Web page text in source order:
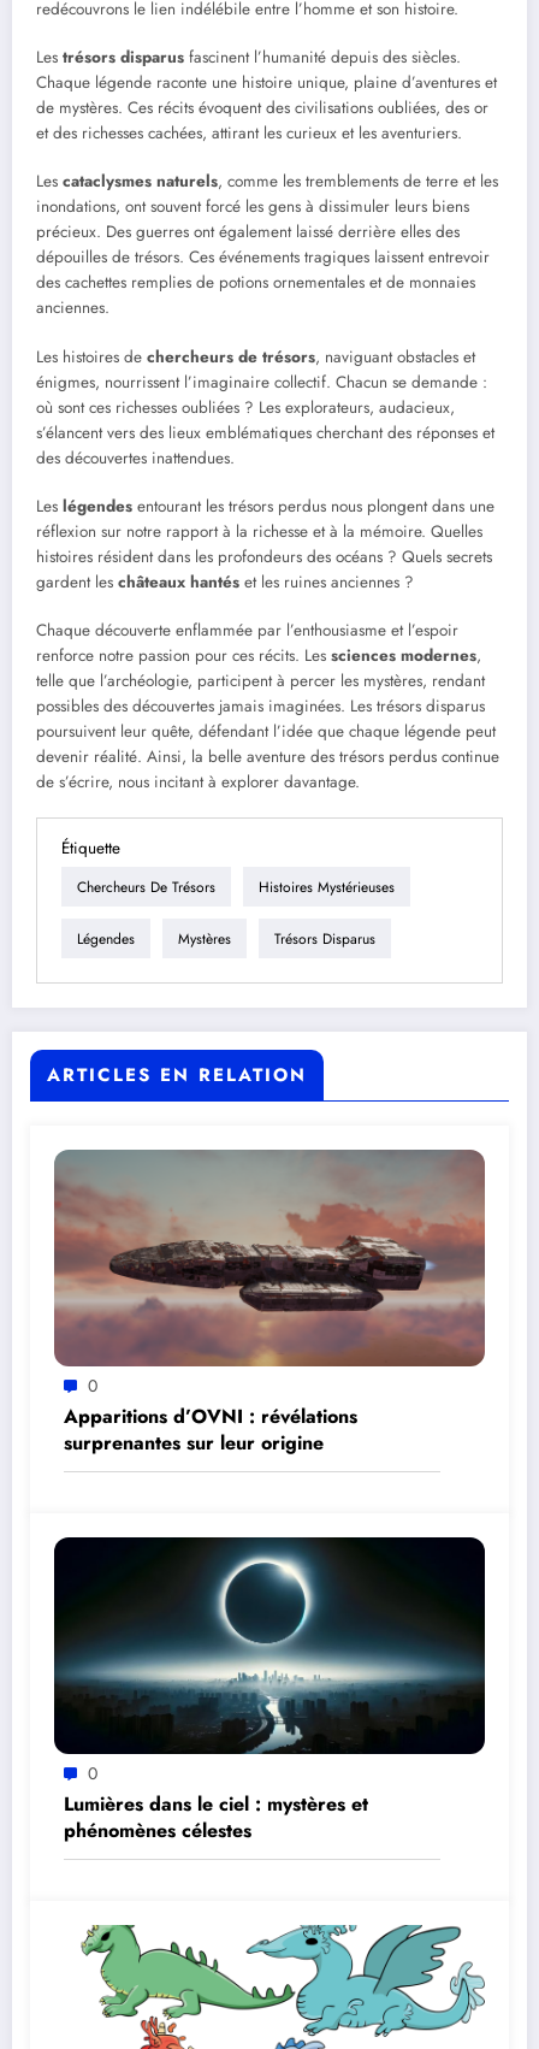
redécouvrons le lien indélébile entre l’homme et son histoire.
Les trésors disparus fascinent l’humanité depuis des siècles.
Chaque légende raconte une histoire unique, plaine d’aventures et
de mystères. Ces récits évoquent des civilisations oubliées, des or
et des richesses cachées, attirant les curieux et les aventuriers.
Les cataclysmes naturels, comme les tremblements de terre et les
inondations, ont souvent forcé les gens à dissimuler leurs biens
précieux. Des guerres ont également laissé derrière elles des
dépouilles de trésors. Ces événements tragiques laissent entrevoir
des cachettes remplies de potions ornementales et de monnaies
anciennes.
Les histoires de chercheurs de trésors, naviguant obstacles et
énigmes, nourrissent l’imaginaire collectif. Chacun se demande :
où sont ces richesses oubliées ? Les explorateurs, audacieux,
s’élancent vers des lieux emblématiques cherchant des réponses et
des découvertes inattendues.
Les légendes entourant les trésors perdus nous plongent dans une
réflexion sur notre rapport à la richesse et à la mémoire. Quelles
histoires résident dans les profondeurs des océans ? Quels secrets
gardent les châteaux hantés et les ruines anciennes ?
Chaque découverte enflammée par l’enthousiasme et l’espoir
renforce notre passion pour ces récits. Les sciences modernes,
telle que l’archéologie, participent à percer les mystères, rendant
possibles des découvertes jamais imaginées. Les trésors disparus
poursuivent leur quête, défendant l’idée que chaque légende peut
devenir réalité. Ainsi, la belle aventure des trésors perdus continue
de s’écrire, nous incitant à explorer davantage.
Étiquette
Chercheurs De Trésors Histoires Mystérieuses
Légendes Mystères Trésors Disparus
ARTICLES EN RELATION
0
Apparitions d’OVNI : révélations
surprenantes sur leur origine
0
Lumières dans le ciel : mystères et
phénomènes célestes